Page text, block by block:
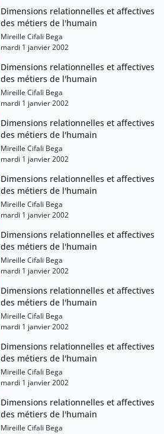
Dimensions relationnelles et affectives
des métiers de l'humain
Mireille Cifali Bega
mardi 1 janvier 2002
Dimensions relationnelles et affectives
des métiers de l'humain
Mireille Cifali Bega
mardi 1 janvier 2002
Dimensions relationnelles et affectives
des métiers de l'humain
Mireille Cifali Bega
mardi 1 janvier 2002
Dimensions relationnelles et affectives
des métiers de l'humain
Mireille Cifali Bega
mardi 1 janvier 2002
Dimensions relationnelles et affectives
des métiers de l'humain
Mireille Cifali Bega
mardi 1 janvier 2002
Dimensions relationnelles et affectives
des métiers de l'humain
Mireille Cifali Bega
mardi 1 janvier 2002
Dimensions relationnelles et affectives
des métiers de l'humain
Mireille Cifali Bega
mardi 1 janvier 2002
Dimensions relationnelles et affectives
des métiers de l'humain
Mireille Cifali Bega